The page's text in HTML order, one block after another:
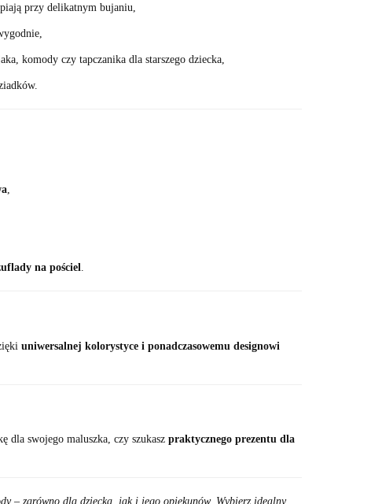
przy delikatnym bujaniu,
komody czy tapczanika dla starszego dziecka,
,
na pościel.
uniwersalnej kolorystyce i ponadczasowemu designowi
dla swojego maluszka, czy szukasz praktycznego prezentu dla
– zarówno dla dziecka, jak i jego opiekunów. Wybierz idealny